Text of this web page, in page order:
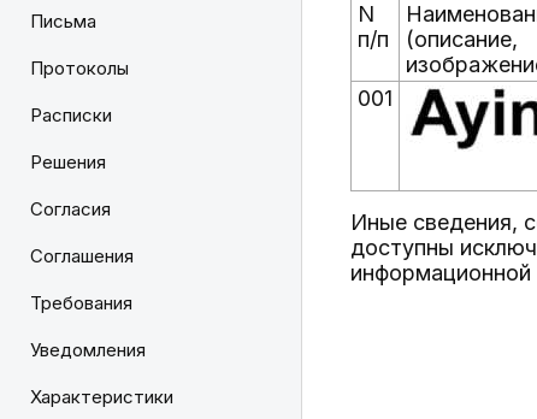
Письма
Протоколы
Расписки
Решения
Согласия
Соглашения
Требования
Уведомления
Характеристики
N
п/п
(описание,
001
Иные сведения,
доступны